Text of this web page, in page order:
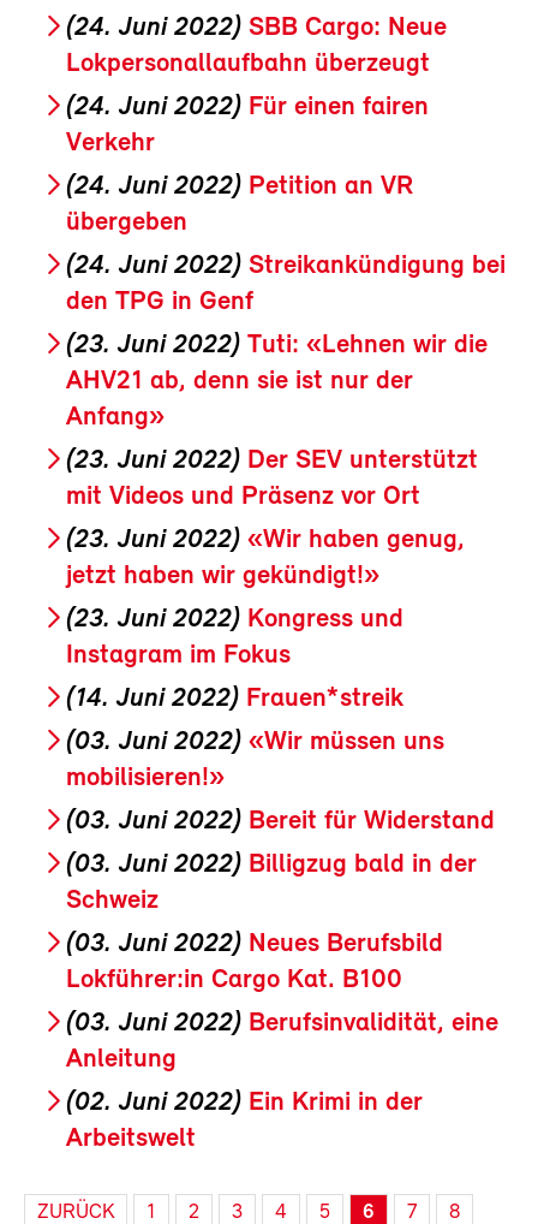
(24. Juni 2022) SBB Cargo: Neue
Lokpersonallaufbahn überzeugt
(24. Juni 2022) Für einen fairen
Verkehr
(24. Juni 2022) Petition an VR
übergeben
(24. Juni 2022) Streikankündigung bei
den TPG in Genf
(23. Juni 2022) Tuti: «Lehnen wir die
AHV21 ab, denn sie ist nur der
Anfang»
(23. Juni 2022) Der SEV unterstützt
mit Videos und Präsenz vor Ort
(23. Juni 2022) «Wir haben genug,
jetzt haben wir gekündigt!»
(23. Juni 2022) Kongress und
Instagram im Fokus
(14. Juni 2022) Frauen*streik
(03. Juni 2022) «Wir müssen uns
mobilisieren!»
(03. Juni 2022) Bereit für Widerstand
(03. Juni 2022) Billigzug bald in der
Schweiz
(03. Juni 2022) Neues Berufsbild
Lokführer:in Cargo Kat. B100
(03. Juni 2022) Berufsinvalidität, eine
Anleitung
(02. Juni 2022) Ein Krimi in der
Arbeitswelt
ZURÜCK 1 2 3 4 5 6 7 8